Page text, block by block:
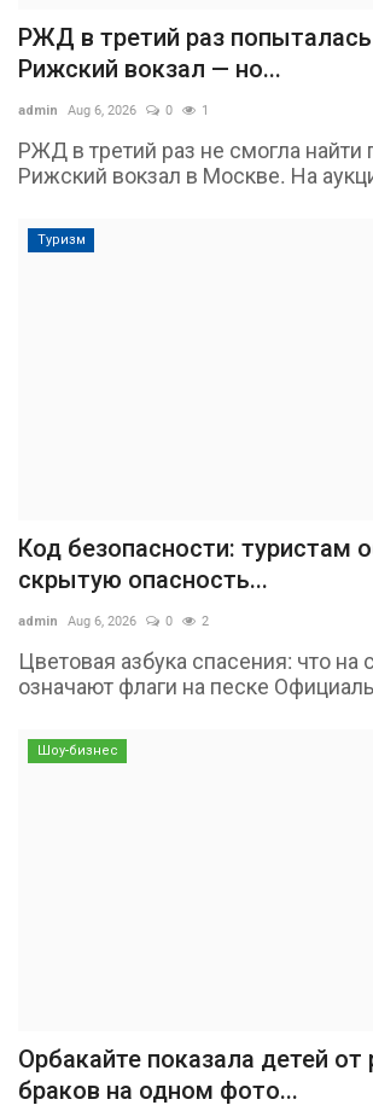
РЖД в третий раз
Рижский вокзал — но...
admin Aug 6, 2026 0 1
РЖД в третий раз не смогла найти
Рижский вокзал в Москве. На
Туризм
Код безопасности: туристам
скрытую опасность...
admin Aug 6, 2026 0 2
Цветовая азбука спасения: что
означают флаги на песке
Шоу-бизнес
Орбакайте показала детей от
браков на одном фото...